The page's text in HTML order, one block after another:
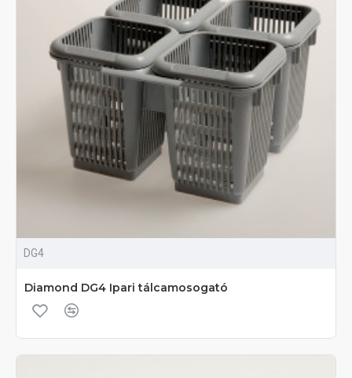
DG4
Diamond DG4 Ipari tálcamosogató